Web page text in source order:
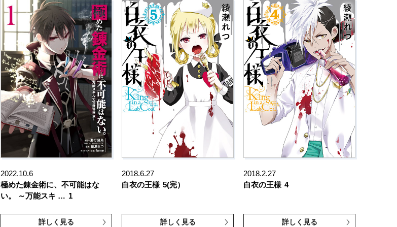
2022.10.6
極めた錬金術に、不可能はな
い。 ～万能スキ … 1
詳しく見る
2018.6.27
白衣の王様 5(完）
詳しく見る
2018.2.27
白衣の王様 4
詳しく見る